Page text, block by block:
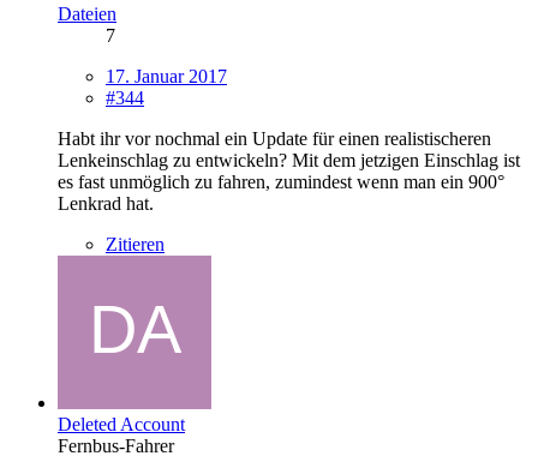
Dateien
7
17. Januar 2017
#344
Habt ihr vor nochmal ein Update für einen realistischeren
Lenkeinschlag zu entwickeln? Mit dem jetzigen Einschlag ist
es fast unmöglich zu fahren, zumindest wenn man ein 900°
Lenkrad hat.
Zitieren
Deleted Account
Fernbus-Fahrer